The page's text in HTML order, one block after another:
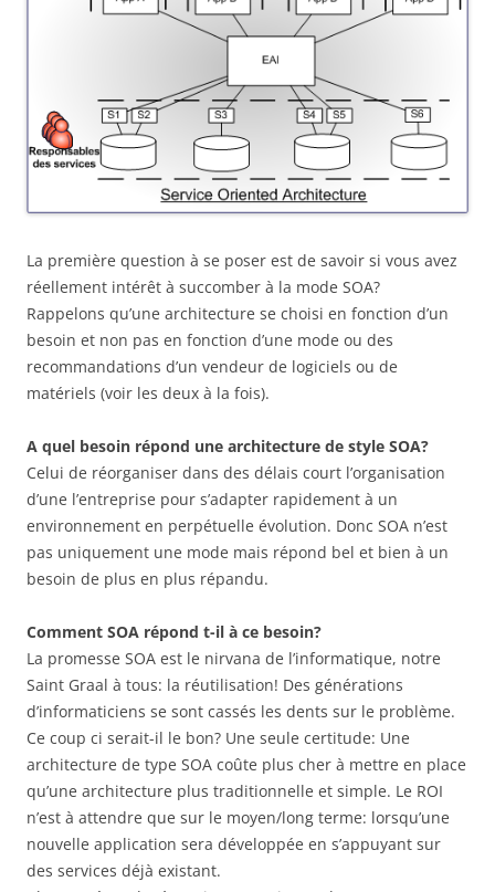
La première question à se poser est de savoir si vous avez
réellement intérêt à succomber à la mode SOA?
Rappelons qu’une architecture se choisi en fonction d’un
besoin et non pas en fonction d’une mode ou des
recommandations d’un vendeur de logiciels ou de
matériels (voir les deux à la fois).
A quel besoin répond une architecture de style SOA?
Celui de réorganiser dans des délais court l’organisation
d’une l’entreprise pour s’adapter rapidement à un
environnement en perpétuelle évolution. Donc SOA n’est
pas uniquement une mode mais répond bel et bien à un
besoin de plus en plus répandu.
Comment SOA répond t-il à ce besoin?
La promesse SOA est le nirvana de l’informatique, notre
Saint Graal à tous: la réutilisation! Des générations
d’informaticiens se sont cassés les dents sur le problème.
Ce coup ci serait-il le bon? Une seule certitude: Une
architecture de type SOA coûte plus cher à mettre en place
qu’une architecture plus traditionnelle et simple. Le ROI
n’est à attendre que sur le moyen/long terme: lorsqu’une
nouvelle application sera développée en s’appuyant sur
des services déjà existant.